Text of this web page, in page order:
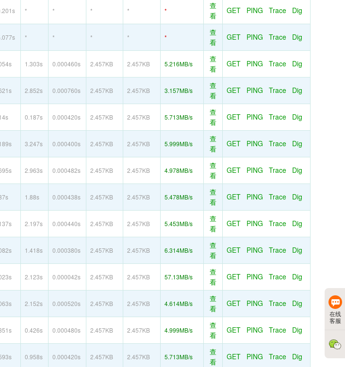
* * * * *
查
看
GET PING Trace Dig
* * * * *
查
看
GET PING Trace Dig
1.303s 0.000460s 2.457KB 2.457KB 5.216MB/s
查
看
GET PING Trace Dig
2.852s 0.000760s 2.457KB 2.457KB 3.157MB/s
查
看
GET PING Trace Dig
0.187s 0.000420s 2.457KB 2.457KB 5.713MB/s
查
看
GET PING Trace Dig
3.247s 0.000400s 2.457KB 2.457KB 5.999MB/s
查
看
GET PING Trace Dig
2.963s 0.000482s 2.457KB 2.457KB 4.978MB/s
查
看
GET PING Trace Dig
1.88s 0.000438s 2.457KB 2.457KB 5.478MB/s
查
看
GET PING Trace Dig
2.197s 0.000440s 2.457KB 2.457KB 5.453MB/s
查
看
GET PING Trace Dig
1.418s 0.000380s 2.457KB 2.457KB 6.314MB/s
查
看
GET PING Trace Dig
2.123s 0.000042s 2.457KB 2.457KB 57.13MB/s
查
看
GET PING Trace Dig
2.152s 0.000520s 2.457KB 2.457KB 4.614MB/s
查
看
GET PING Trace Dig
0.426s 0.000480s 2.457KB 2.457KB 4.999MB/s
查
看
GET PING Trace Dig
0.958s 0.000420s 2.457KB 2.457KB 5.713MB/s
查
看
GET PING Trace Dig
在线
客服